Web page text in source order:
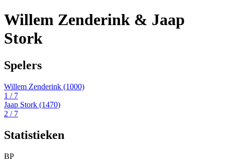
Willem Zenderink & Jaap
Stork
Spelers
Willem Zenderink (1000)
1 / 7
Jaap Stork (1470)
2 / 7
Statistieken
BP